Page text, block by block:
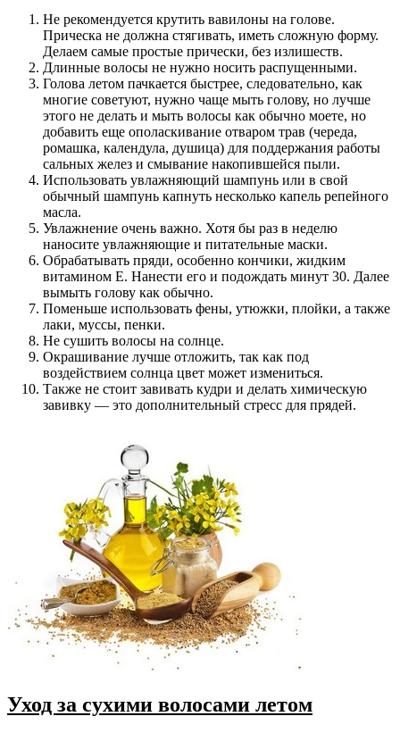
Не рекомендуется крутить вавилоны на голове.
Прическа не должна стягивать, иметь сложную форму.
Делаем самые простые прически, без излишеств.
Длинные волосы не нужно носить распущенными.
Голова летом пачкается быстрее, следовательно, как
многие советуют, нужно чаще мыть голову, но лучше
этого не делать и мыть волосы как обычно моете, но
добавить еще ополаскивание отваром трав (череда,
ромашка, календула, душица) для поддержания работы
сальных желез и смывание накопившейся пыли.
Использовать увлажняющий шампунь или в свой
обычный шампунь капнуть несколько капель репейного
масла.
Увлажнение очень важно. Хотя бы раз в неделю
наносите увлажняющие и питательные маски.
Обрабатывать пряди, особенно кончики, жидким
витамином Е. Нанести его и подождать минут 30. Далее
вымыть голову как обычно.
Поменьше использовать фены, утюжки, плойки, а также
лаки, муссы, пенки.
Не сушить волосы на солнце.
Окрашивание лучше отложить, так как под
воздействием солнца цвет может измениться.
Также не стоит завивать кудри и делать химическую
завивку — это дополнительный стресс для прядей.
Уход за сухими волосами летом